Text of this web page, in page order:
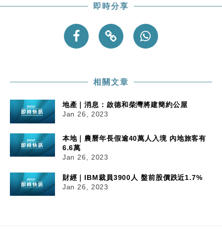
即時分享
相關文章
地產｜消息：啟德和柴灣將建簡約公屋
Jan 26, 2023
本地｜農曆年長假逾40萬人入境 內地旅客有
6.6萬
Jan 26, 2023
財經｜IBM裁員3900人 盤前股價跌近1.7%
Jan 26, 2023